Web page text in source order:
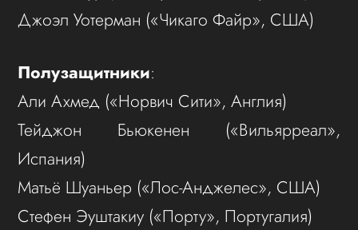
Джоэл Уотерман («Чикаго Файр», США)
Полузащитники:
Али Ахмед («Норвич Сити», Англия)
Тейджон Бьюкенен («Вильярреал»,
Испания)
Матьё Шуаньер («Лос-Анджелес», США)
Стефен Эуштакиу («Порту», Португалия)